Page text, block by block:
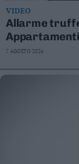
VIDEO
Allarme
7 AGOSTO 2026